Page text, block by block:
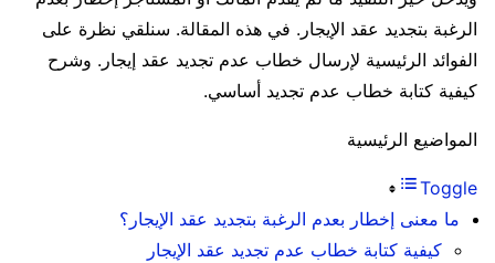
الرغبة بتجديد عقد الإيجار. في هذه المقالة. سنلقي نظرة على
الفوائد الرئيسية لإرسال خطاب عدم تجديد عقد إيجار. وشرح
كيفية كتابة خطاب عدم تجديد أساسي.
المواضيع الرئيسية
Toggle
ما معنى إخطار بعدم الرغبة بتجديد عقد الإيجار؟
كيفية كتابة خطاب عدم تجديد عقد الإيجار